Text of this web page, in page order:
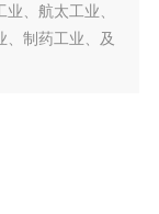
、航太工业、
、制药工业、及